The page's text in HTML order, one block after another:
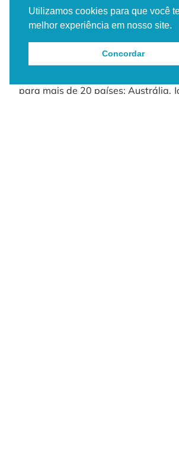
para seu auto encontro e auto
aqui sua consulta e inicie sua
Atendimento psicológico online
estrangeiros e portugueses, em
para mais de 20 países: Austrália,
Utilizamos cookies para que você
melhor experiência em nosso site.
Concordar